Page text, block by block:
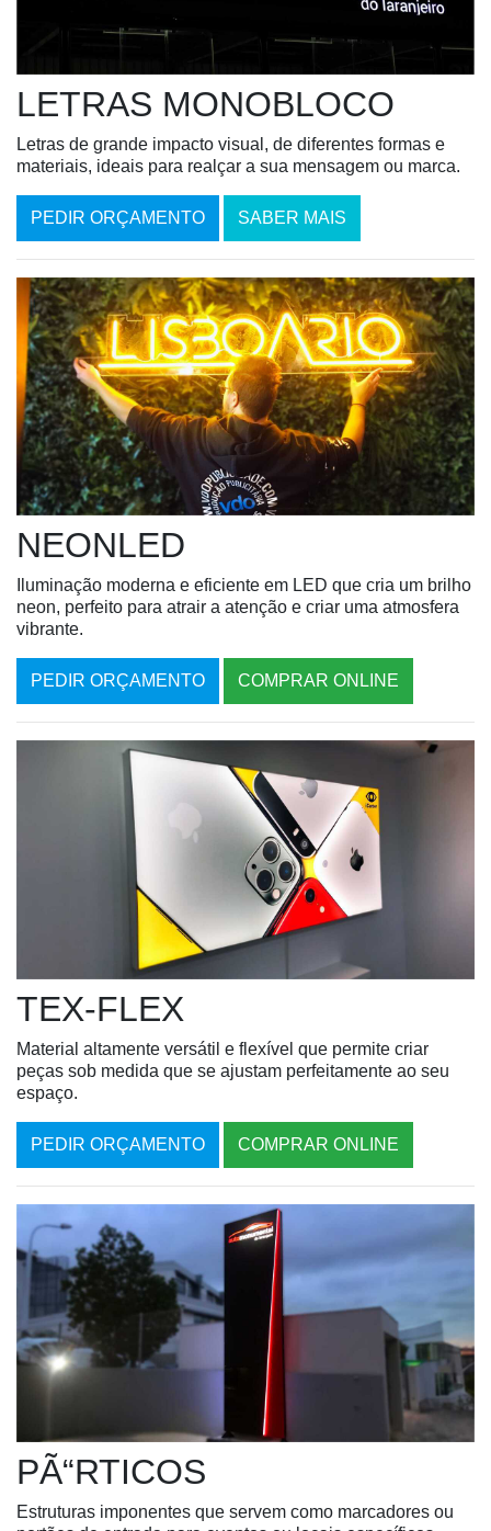
LETRAS MONOBLOCO
Letras de grande impacto visual, de diferentes formas e
materiais, ideais para realçar a sua mensagem ou marca.
PEDIR ORÇAMENTO SABER MAIS
NEONLED
Iluminação moderna e eficiente em LED que cria um brilho
neon, perfeito para atrair a atenção e criar uma atmosfera
vibrante.
PEDIR ORÇAMENTO COMPRAR ONLINE
TEX-FLEX
Material altamente versátil e flexível que permite criar
peças sob medida que se ajustam perfeitamente ao seu
espaço.
PEDIR ORÇAMENTO COMPRAR ONLINE
PÃ“RTICOS
Estruturas imponentes que servem como marcadores ou